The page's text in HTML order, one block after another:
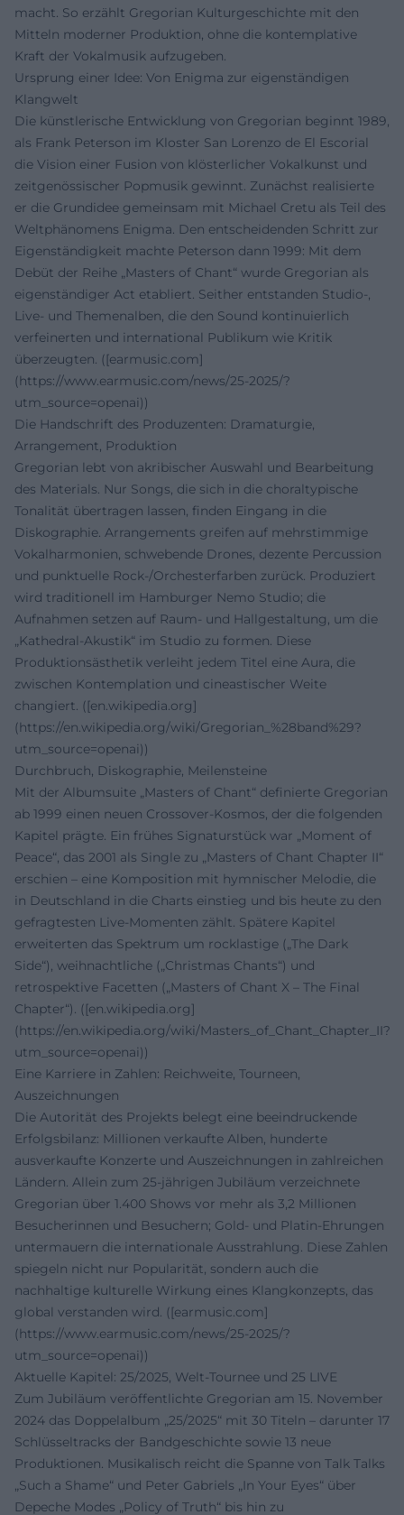
macht. So erzählt Gregorian Kulturgeschichte mit den
Mitteln moderner Produktion, ohne die kontemplative
Kraft der Vokalmusik aufzugeben.
Ursprung einer Idee: Von Enigma zur eigenständigen
Klangwelt
Die künstlerische Entwicklung von Gregorian beginnt 1989,
als Frank Peterson im Kloster San Lorenzo de El Escorial
die Vision einer Fusion von klösterlicher Vokalkunst und
zeitgenössischer Popmusik gewinnt. Zunächst realisierte
er die Grundidee gemeinsam mit Michael Cretu als Teil des
Weltphänomens Enigma. Den entscheidenden Schritt zur
Eigenständigkeit machte Peterson dann 1999: Mit dem
Debüt der Reihe „Masters of Chant“ wurde Gregorian als
eigenständiger Act etabliert. Seither entstanden Studio‑,
Live‑ und Themenalben, die den Sound kontinuierlich
verfeinerten und international Publikum wie Kritik
überzeugten. ([earmusic.com]
(https://www.earmusic.com/news/25-2025/?
utm_source=openai))
Die Handschrift des Produzenten: Dramaturgie,
Arrangement, Produktion
Gregorian lebt von akribischer Auswahl und Bearbeitung
des Materials. Nur Songs, die sich in die choraltypische
Tonalität übertragen lassen, finden Eingang in die
Diskographie. Arrangements greifen auf mehrstimmige
Vokalharmonien, schwebende Drones, dezente Percussion
und punktuelle Rock‑/Orchesterfarben zurück. Produziert
wird traditionell im Hamburger Nemo Studio; die
Aufnahmen setzen auf Raum‑ und Hallgestaltung, um die
„Kathedral‑Akustik“ im Studio zu formen. Diese
Produktionsästhetik verleiht jedem Titel eine Aura, die
zwischen Kontemplation und cineastischer Weite
changiert. ([en.wikipedia.org]
(https://en.wikipedia.org/wiki/Gregorian_%28band%29?
utm_source=openai))
Durchbruch, Diskographie, Meilensteine
Mit der Albumsuite „Masters of Chant“ definierte Gregorian
ab 1999 einen neuen Crossover‑Kosmos, der die folgenden
Kapitel prägte. Ein frühes Signaturstück war „Moment of
Peace“, das 2001 als Single zu „Masters of Chant Chapter II“
erschien – eine Komposition mit hymnischer Melodie, die
in Deutschland in die Charts einstieg und bis heute zu den
gefragtesten Live‑Momenten zählt. Spätere Kapitel
erweiterten das Spektrum um rocklastige („The Dark
Side“), weihnachtliche („Christmas Chants“) und
retrospektive Facetten („Masters of Chant X – The Final
Chapter“). ([en.wikipedia.org]
(https://en.wikipedia.org/wiki/Masters_of_Chant_Chapter_II?
utm_source=openai))
Eine Karriere in Zahlen: Reichweite, Tourneen,
Auszeichnungen
Die Autorität des Projekts belegt eine beeindruckende
Erfolgsbilanz: Millionen verkaufte Alben, hunderte
ausverkaufte Konzerte und Auszeichnungen in zahlreichen
Ländern. Allein zum 25‑jährigen Jubiläum verzeichnete
Gregorian über 1.400 Shows vor mehr als 3,2 Millionen
Besucherinnen und Besuchern; Gold‑ und Platin‑Ehrungen
untermauern die internationale Ausstrahlung. Diese Zahlen
spiegeln nicht nur Popularität, sondern auch die
nachhaltige kulturelle Wirkung eines Klangkonzepts, das
global verstanden wird. ([earmusic.com]
(https://www.earmusic.com/news/25-2025/?
utm_source=openai))
Aktuelle Kapitel: 25/2025, Welt‑Tournee und 25 LIVE
Zum Jubiläum veröffentlichte Gregorian am 15. November
2024 das Doppelalbum „25/2025“ mit 30 Titeln – darunter 17
Schlüsseltracks der Bandgeschichte sowie 13 neue
Produktionen. Musikalisch reicht die Spanne von Talk Talks
„Such a Shame“ und Peter Gabriels „In Your Eyes“ über
Depeche Modes „Policy of Truth“ bis hin zu